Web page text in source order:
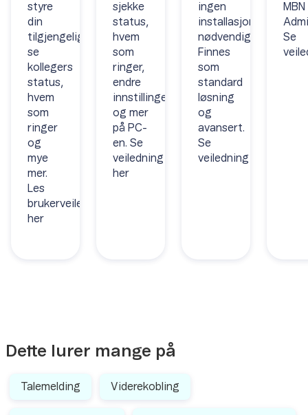
styre
din
tilgjengelighet,
se
kollegers
status,
hvem
som
ringer
og
mye
mer.
Les
brukerveiledningen
her
sjekke
status,
hvem
som
ringer,
endre
innstillinger
og mer
på PC-
en. Se
veiledning
her
ingen
installasjon
nødvendig.
Finnes
som
standard
løsning
og
avansert.
Se
veiledning
MBN
Se
Dette lurer mange på
Talemelding Viderekobling